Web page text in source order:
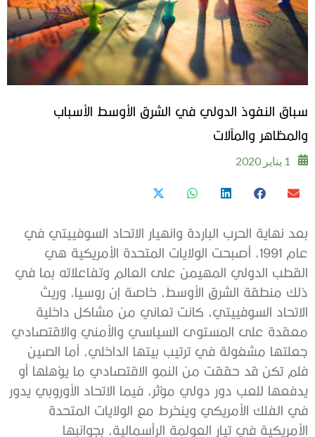
سباق النفوذ الدولي في الشرق الأوسط الأسباب
والمظاهر والمآلات
1 يناير 2020
بعد نهاية الحرب الباردة وانهيار الاتحاد السوفييتي في
عام 1991، أصبحت الولايات المتحدة الأمريكية هي
القطب الدولي المهيمن على العالم وتفاعلاته بما في
ذلك منطقة الشرق الأوسط، خاصة إن روسيا، وريث
الاتحاد السوفييتي، كانت تعاني من مشاكل داخلية
معقدة على المستوى السياسي والأمني والاقتصادي
جعلتها مشغولة في ترتيب بيتها الداخلي، أما الصين
فلم تكن قد حققت من النمو الاقتصادي ما يؤهلها أو
يدفعها للعب دور دولي مؤثر، فيما الاتحاد الأوروبي يدور
في الفلك الأمريكي وينخرط مع الولايات المتحدة
الأمريكية في تيار العولمة الرأسمالية، بجوانبها